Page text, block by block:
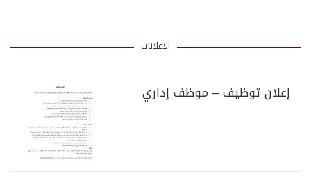
الاعلانات
إعلان توظيف – موظف إداري